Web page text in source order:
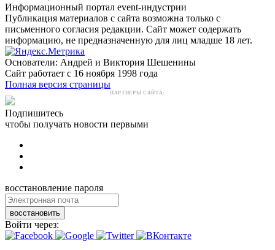
Информационный портал event-индустрии
Публикация материалов с сайта возможна только с
письменного согласия редакции. Сайт может содержать
информацию, не предназначенную для лиц младше 18 лет.
Основатели: Андрей и Виктория Шешенины
Сайт работает с 16 ноября 1998 года
Полная версия страницы
ПАРТНЕРЫ САЙТА:
Подпишитесь
чтобы получать новости первыми
восстановление пароля
восстановить
Войти через: